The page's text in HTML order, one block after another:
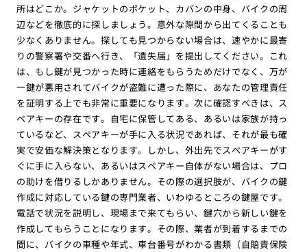
所はどこか。ジャケットのポケット、カバンの中身、バイクの周
辺などを徹底的に探しましょう。意外な隙間から出てくることも
少なくありません。探しても見つからない場合は、速やかに最寄
りの警察署や交番へ行き、「遺失届」を提出してください。これ
は、もし鍵が見つかった時に連絡をもらうためだけでなく、万が
一鍵が悪用されてバイクが盗難に遭った際に、あなたの管理責任
を証明する上でも非常に重要になります。次に確認すべきは、ス
ペアキーの存在です。自宅に保管してある、あるいは家族が持っ
ているなど、スペアキーが手に入る状況であれば、それが最も確
実で安価な解決策となります。しかし、外出先でスペアキーがす
ぐに手に入らない、あるいはスペアキー自体がない場合は、プロ
の助けを借りるしかありません。その際の選択肢が、バイクの鍵
作成に対応している鍵の専門業者、いわゆるところの鍵屋です。
電話で状況を説明し、現場まで来てもらい、鍵穴から新しい鍵を
作成してもらうことになります。その際、業者が到着するまでの
間に、バイクの車種や年式、車台番号がわかる書類（自賠責保険